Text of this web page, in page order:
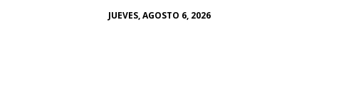
JUEVES, AGOSTO 6, 2026